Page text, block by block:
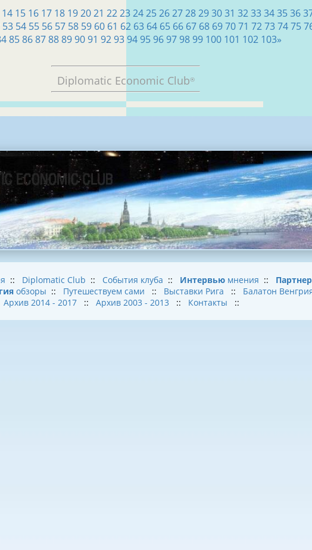
14 15 16 17 18 192021 22232425262728293031 3233343536
53 54 55 56 57 58 59 60 61 62 63 64 65 66 67 68 697071 72737475
85868788899091 9293 94 95 96 97 98 99 100 101 102 103»
Diplomatic Economic Club®
:: Diplomatic Club :: События клуба :: Интервью мнения ::
обзоры :: Путешествуем сами :: Выставки Рига :: Балатон
Архив 2014 - 2017 :: Архив 2003 - 2013 :: Контакты ::